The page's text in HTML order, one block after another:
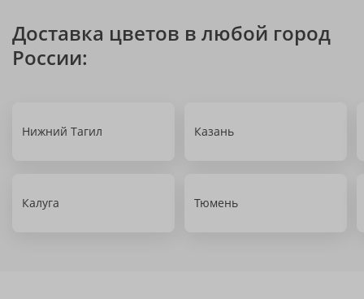
Доставка цветов в любой город
России:
Нижний Тагил Казань
Калуга Тюмень